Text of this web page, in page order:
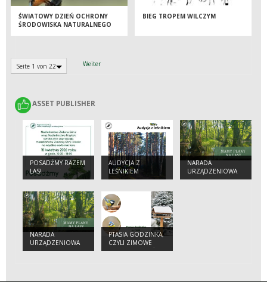
ŚWIATOWY DZIEŃ OCHRONY
ŚRODOWISKA NATURALNEGO
BIEG TROPEM WILCZYM
Seite 1 von 22 Weiter
ASSET PUBLISHER
ASSET PUBLISHER
POSADŹMY RAZEM
LAS!
AUDYCJA Z
LEŚNIKIEM
NARADA
URZĄDZENIOWA
DLA
NARADA
URZĄDZENIOWA
DLA
PTASIA GODZINKA,
CZYLI ZIMOWE
LICZENIE PTAKÓW